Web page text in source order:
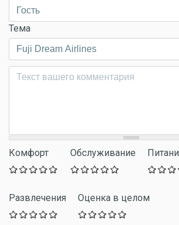
Тема
Комментарий*
Комфорт Обслуживание
Развлечения Оценка в целом